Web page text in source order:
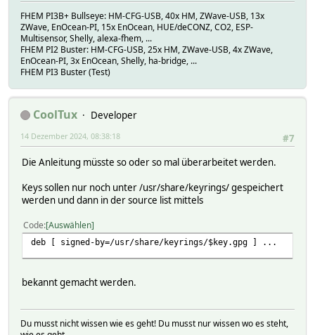
FHEM PI3B+ Bullseye: HM-CFG-USB, 40x HM, ZWave-USB, 13x
ZWave, EnOcean-PI, 15x EnOcean, HUE/deCONZ, CO2, ESP-
Multisensor, Shelly, alexa-fhem, ...
FHEM PI2 Buster: HM-CFG-USB, 25x HM, ZWave-USB, 4x ZWave,
EnOcean-PI, 3x EnOcean, Shelly, ha-bridge, ...
FHEM PI3 Buster (Test)
CoolTux
Developer
#7
14 Dezember 2024, 08:38:18
Die Anleitung müsste so oder so mal überarbeitet werden.
Keys sollen nur noch unter /usr/share/keyrings/ gespeichert
werden und dann in der source list mittels
Code Auswählen
deb [ signed-by=/usr/share/keyrings/$key.gpg ] ...
bekannt gemacht werden.
Du musst nicht wissen wie es geht! Du musst nur wissen wo es steht,